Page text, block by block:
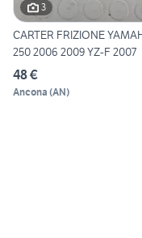
3
CARTER FRIZIONE
250 2006 2009 YZ-F 2007
48 €
Ancona (AN)